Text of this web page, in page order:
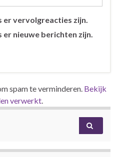
er vervolgreacties zijn.
er nieuwe berichten zijn.
spam te verminderen. Bekijk
verwerkt.